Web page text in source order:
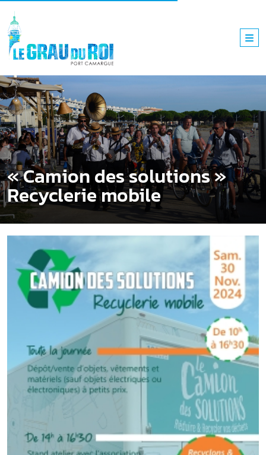
« Camion des solutions »
Recyclerie mobile